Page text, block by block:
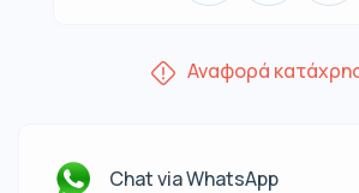
Αναφορά
Chat via WhatsApp